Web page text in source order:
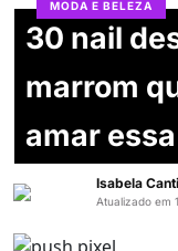
MODA E BELEZA
30 nail
marrom
amar
Isabela
Atualizado em